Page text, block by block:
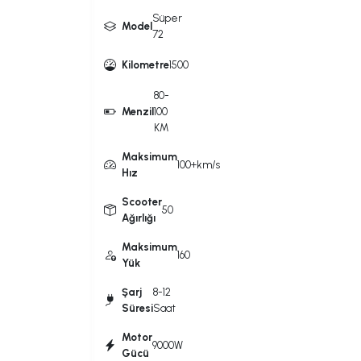
Model
Süper
72
Kilometre1500
Menzil
80-
100
KM
Maksimum
Hız
100+km/s
Scooter
Ağırlığı
50
Maksimum
Yük
160
Şarj
Süresi
8-12
Saat
Motor
Gücü
9000W